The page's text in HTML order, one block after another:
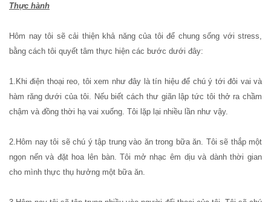
Thực hành
Hôm nay tôi sẽ cải thiện khả năng của tôi để chung sống với stress,
bằng cách tôi quyết tâm thực hiện các bước dưới đây:
1.Khi điện thoại reo, tôi xem như đây là tín hiệu để chú ý tới đôi vai và
hàm răng dưới của tôi. Nếu biết cách thư giãn lập tức tôi thở ra chầm
chậm và đồng thời hạ vai xuống. Tôi lặp lại nhiều lần như vậy.
2.Hôm nay tôi sẽ chú ý tập trung vào ăn trong bữa ăn. Tôi sẽ thắp một
ngọn nến và đặt hoa lên bàn. Tôi mở nhạc êm dịu và dành thời gian
cho mình thực thụ hưởng một bữa ăn.